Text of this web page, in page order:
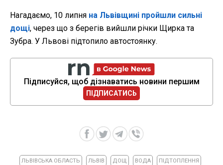
Нагадаємо, 10 липня на Львівщині пройшли сильні
дощі, через що з берегів вийшли річки Щирка та
Зубра. У Львові підтопило автостоянку.
Підписуйся, щоб дізнаватись новини першим
ПІДПИСАТИСЬ
ЛЬВІВСЬКА ОБЛАСТЬ ЛЬВІВ ДОЩ ВОДА ПІДТОПЛЕННЯ